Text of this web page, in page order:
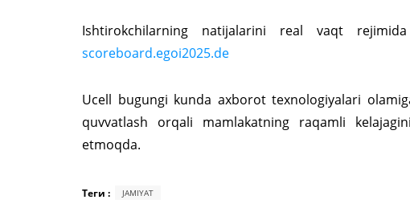
Ishtirokchilarning natijalarini real vaqt
scoreboard.egoi2025.de
Ucell bugungi kunda axborot texnologiyalari
quvvatlash orqali mamlakatning raqamli
etmoqda.
Теги : JAMIYAT